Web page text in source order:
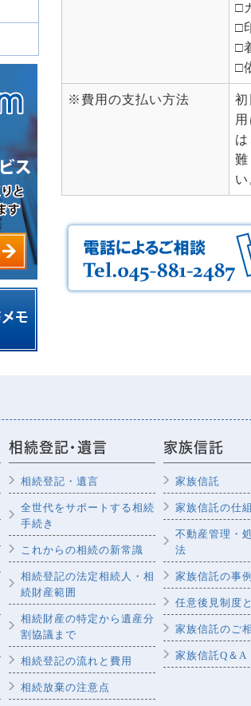
□
□
□
□
※費用の支払い方法
い
相続登記・遺言
相続登記・遺言
全世代をサポートする相続
手続き
これからの相続の新常識
相続登記の法定相続人・相
続財産範囲
相続財産の特定から遺産分
割協議まで
相続登記の流れと費用
相続放棄の注意点
家族信託
家族信託
家族信託の仕
不動産管理・
法
家族信託の事
任意後見制度
家族信託のご
家族信託Q＆A